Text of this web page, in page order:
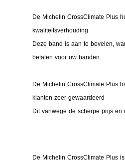
De Michelin CrossClimate Plus
kwaliteitsverhouding
Deze band is aan te bevelen,
betalen voor uw banden.
De Michelin CrossClimate Plus
klanten zeer gewaardeerd
Dit vanwege de scherpe prijs en
De Michelin CrossClimate Plus